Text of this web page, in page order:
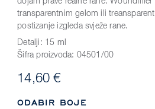
transparentnim gelom ili
postizanje izgleda svježe rane.
Detalji: 15 ml
Šifra proizvoda: 04501/00
14,60 €
ODABIR BOJE